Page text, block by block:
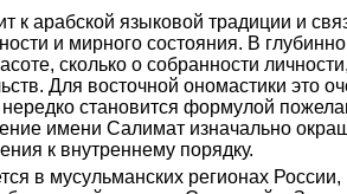
к арабской языковой традиции и
и мирного состояния. В
сколько о собранности
Для восточной ономастики это
становится формулой
имени Салимат изначально
к внутреннему порядку.
в мусульманских регионах